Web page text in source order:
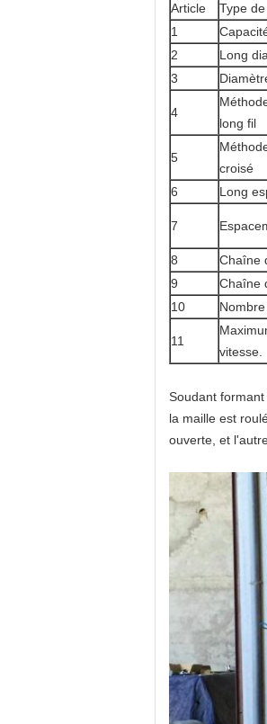
Article Type
1
2
Long
3
4
long fil
5
croisé
6 Long
7
8
Chaîne
9
Chaîne
10
11
vitesse.
Soudant
la maille est
ouverte, et